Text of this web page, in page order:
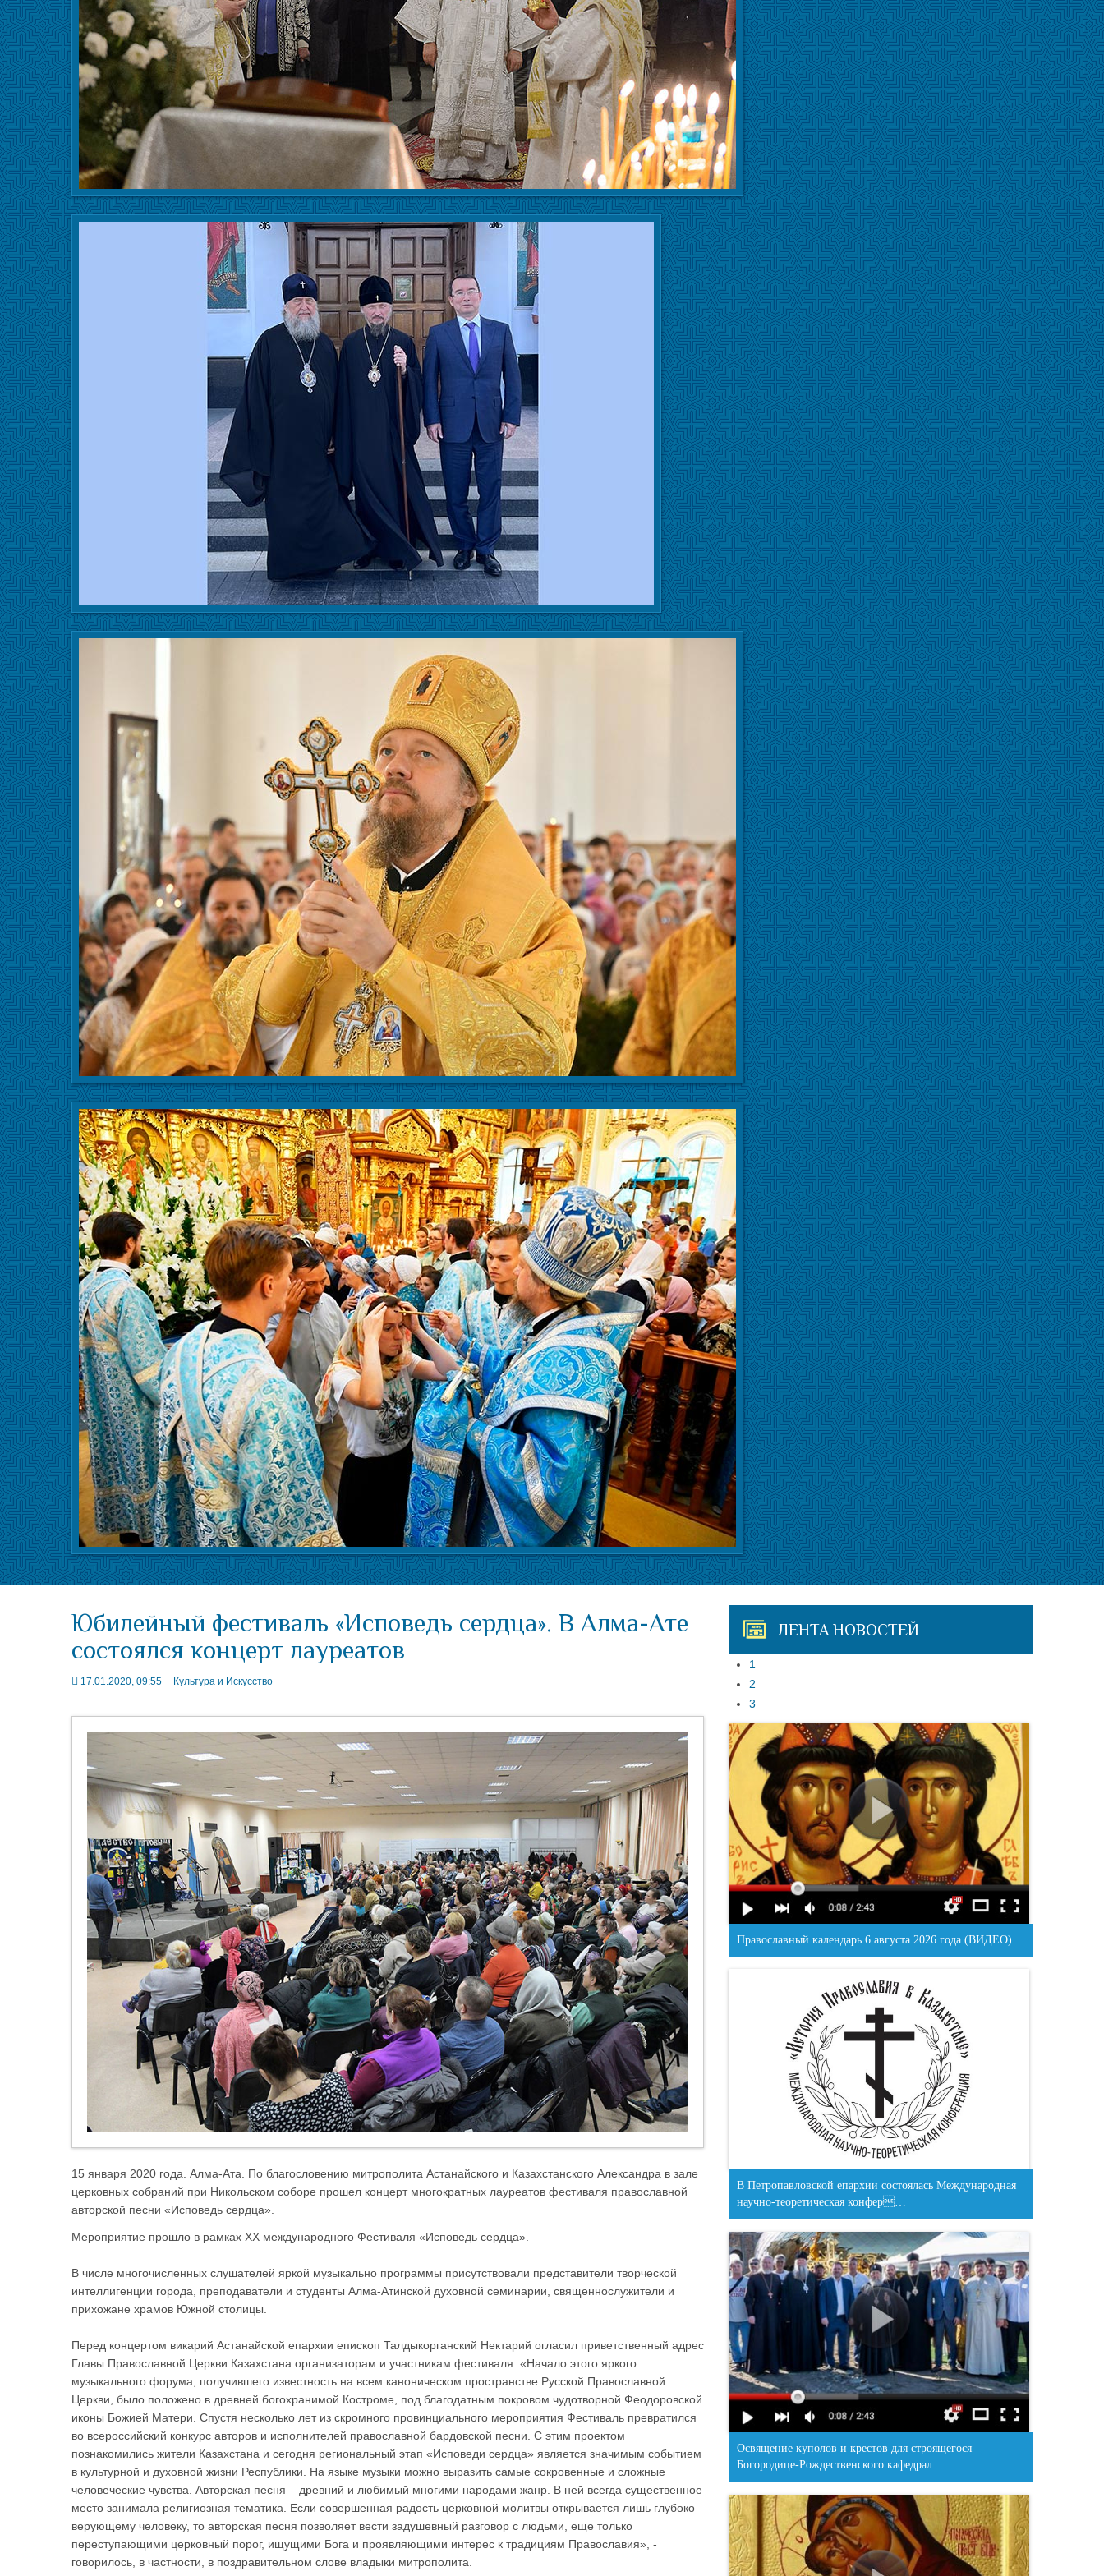
Юбилейный фестиваль «Исповедь сердца». В Алма-Ате
состоялся концерт лауреатов
17.01.2020, 09:55 Культура и Искусство
15 января 2020 года. Алма-Ата. По благословению митрополита Астанайского и Казахстанского Александра в зале
церковных собраний при Никольском соборе прошел концерт многократных лауреатов фестиваля православной
авторской песни «Исповедь сердца».
Мероприятие прошло в рамках ХХ международного Фестиваля «Исповедь сердца».
В числе многочисленных слушателей яркой музыкально программы присутствовали представители творческой
интеллигенции города, преподаватели и студенты Алма-Атинской духовной семинарии, священнослужители и
прихожане храмов Южной столицы.
Перед концертом викарий Астанайской епархии епископ Талдыкорганский Нектарий огласил приветственный адрес
Главы Православной Церкви Казахстана организаторам и участникам фестиваля. «Начало этого яркого
музыкального форума, получившего известность на всем каноническом пространстве Русской Православной
Церкви, было положено в древней богохранимой Костроме, под благодатным покровом чудотворной Феодоровской
иконы Божией Матери. Спустя несколько лет из скромного провинциального мероприятия Фестиваль превратился
во всероссийский конкурс авторов и исполнителей православной бардовской песни. С этим проектом
познакомились жители Казахстана и сегодня региональный этап «Исповеди сердца» является значимым событием
в культурной и духовной жизни Республики. На языке музыки можно выразить самые сокровенные и сложные
человеческие чувства. Авторская песня – древний и любимый многими народами жанр. В ней всегда существенное
место занимала религиозная тематика. Если совершенная радость церковной молитвы открывается лишь глубоко
верующему человеку, то авторская песня позволяет вести задушевный разговор с людьми, еще только
переступающими церковный порог, ищущими Бога и проявляющими интерес к традициям Православия», -
говорилось, в частности, в поздравительном слове владыки митрополита.
ЛЕНТА НОВОСТЕЙ
1
2
3
Православный календарь 6 августа 2026 года (ВИДЕО)
В Петропавловской епархии состоялась Международная
научно-теоретическая конфер…
Освящение куполов и крестов для строящегося
Богородице-Рождественского кафедрал …